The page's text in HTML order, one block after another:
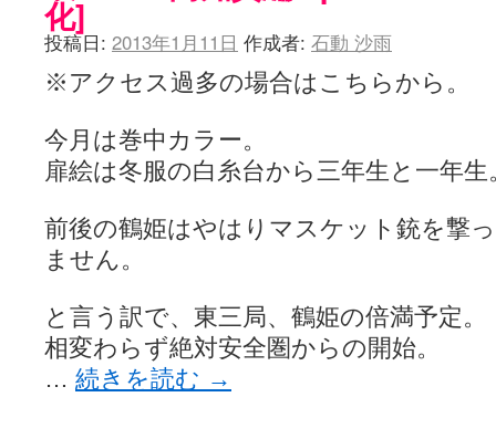
化]
投稿日: 2013年1月11日 作成者: 石動 沙雨
※アクセス過多の場合はこちらから。
今月は巻中カラー。
扉絵は冬服の白糸台から三年生と一年生
前後の鶴姫はやはりマスケット銃を撃
ません。
と言う訳で、東三局、鶴姫の倍満予定。
相変わらず絶対安全圏からの開始。
… 続きを読む →